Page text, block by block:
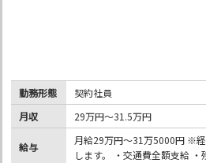
勤務形態
契約社員
月収
29万円～31.5万円
給与
月給29万円～31万5000円 ※
します。 ・交通費全額支給